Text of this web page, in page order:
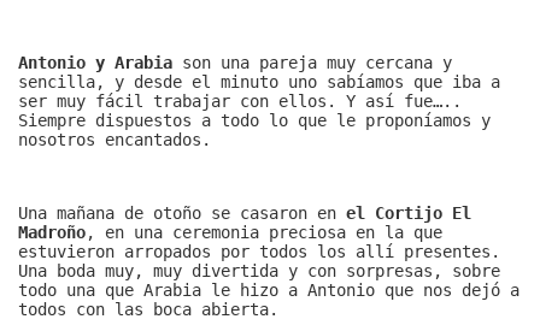
Antonio y Arabia son una pareja muy cercana y
sencilla, y desde el minuto uno sabíamos que iba a
ser muy fácil trabajar con ellos. Y así fue…..
Siempre dispuestos a todo lo que le proponíamos y
nosotros encantados.
Una mañana de otoño se casaron en el Cortijo El
Madroño, en una ceremonia preciosa en la que
estuvieron arropados por todos los allí presentes.
Una boda muy, muy divertida y con sorpresas, sobre
todo una que Arabia le hizo a Antonio que nos dejó a
todos con las boca abierta.